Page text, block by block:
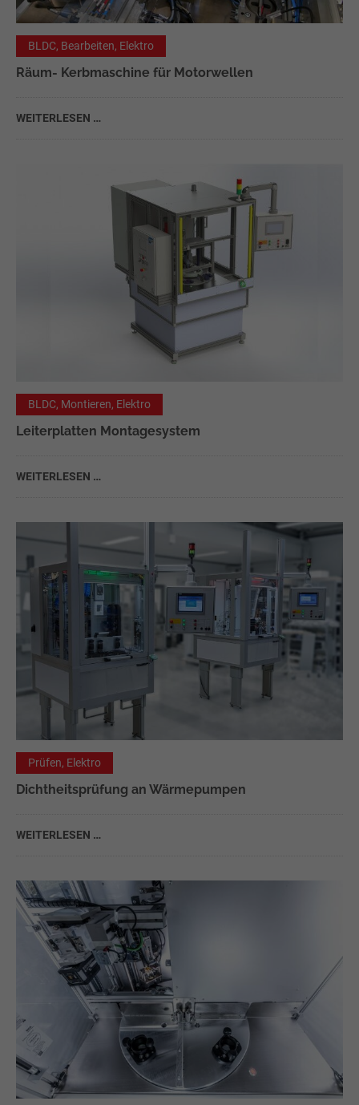
24h
Kontaktieren Sie uns
Branscheid Industrie Automation GmbH
Altenberger Str. 1 42929 Wermelskirchen
Have any questions?
+44 1234 567 890
info@yourdomain.com
About us
sociis natoque penatibus et magnis dis parturient
montes, nascetur ridiculus mus. Donec quam felis,
ultricies nec.
BLDC, Bearbeiten, Elektro
Räum- Kerbmaschine für Motorwellen
WEITERLESEN …
BLDC, Montieren, Elektro
Leiterplatten Montagesystem
WEITERLESEN …
Prüfen, Elektro
Dichtheitsprüfung an Wärmepumpen
WEITERLESEN …